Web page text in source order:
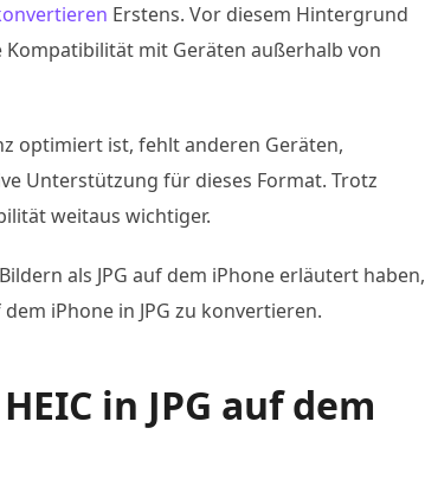
Erstens. Vor diesem Hintergrund
mit Geräten außerhalb von
optimiert ist, fehlt anderen Geräten,
Unterstützung für dieses Format. Trotz
weitaus wichtiger.
als JPG auf dem iPhone erläutert haben,
iPhone in JPG zu konvertieren.
in JPG auf dem